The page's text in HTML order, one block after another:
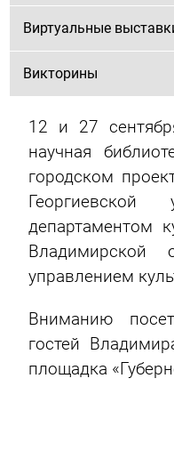
Виртуальные
Викторины
12 и 27
научная
городском
Георгиевской
департаментом
Владимирской
управлением
Вниманию
гостей
площадка